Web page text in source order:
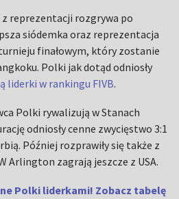
z reprezentacji rozgrywa po
siódemka oraz reprezentacja
finałowym, który zostanie
Polki jak dotąd odniosły
liderki w rankingu FIVB.
Polki rywalizują w Stanach
odniosły cenne zwycięstwo 3:1
Później rozprawiły się także z
Arlington zagrają jeszcze z USA.
Polki liderkami! Zobacz tabelę